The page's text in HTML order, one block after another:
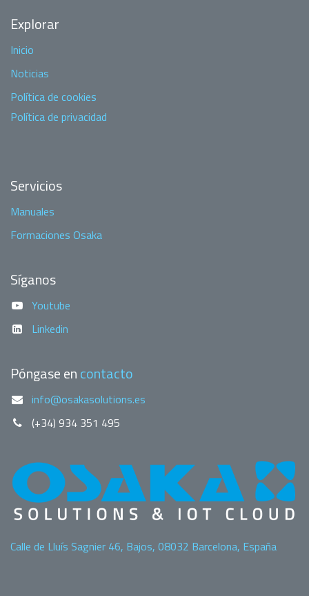
Explorar
Inicio
Noticias
Política de cookies
Política de privacidad
Servicios
Manuales
Formaciones Osaka
Síganos
Youtube
Linkedin
Póngase encontacto
info@osakasolutions.es
(+34) 934 351 495
Calle de Lluís Sagnier 46, Bajos, 08032 Barcelona, España